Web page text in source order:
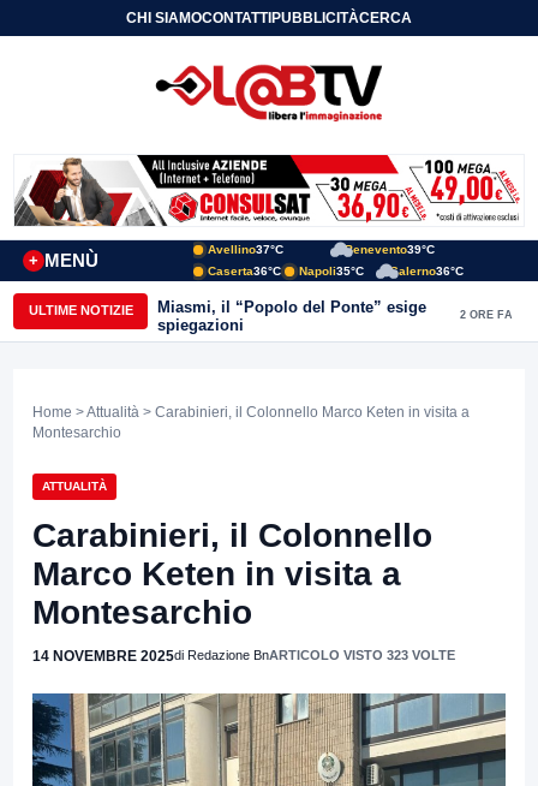
CHI SIAMOCONTATTIPUBBLICITÀCERCA
MENÙ
+
Avellino37°C Benevento39°C
Caserta36°C Napoli35°C Salerno36°C
ULTIME NOTIZIE
Miasmi, il “Popolo del Ponte” esige
spiegazioni
2 ORE FA
Home >Attualità > Carabinieri, il Colonnello Marco Keten in visita a
Montesarchio
ATTUALITÀ
Carabinieri, il Colonnello
Marco Keten in visita a
Montesarchio
14 NOVEMBRE 2025di Redazione BnARTICOLO VISTO 323 VOLTE